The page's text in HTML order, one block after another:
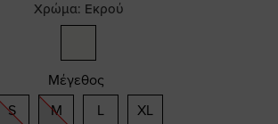
Χρώμα: Εκρού
Μέγεθος
S
M L XL